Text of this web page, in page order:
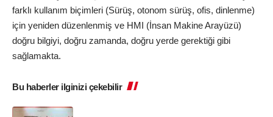
farklı kullanım biçimleri (Sürüş, otonom sürüş, ofis, dinlenme)
için yeniden düzenlenmiş ve HMI (İnsan Makine Arayüzü)
doğru bilgiyi, doğru zamanda, doğru yerde gerektiği gibi
sağlamakta.
Bu haberler ilginizi çekebilir